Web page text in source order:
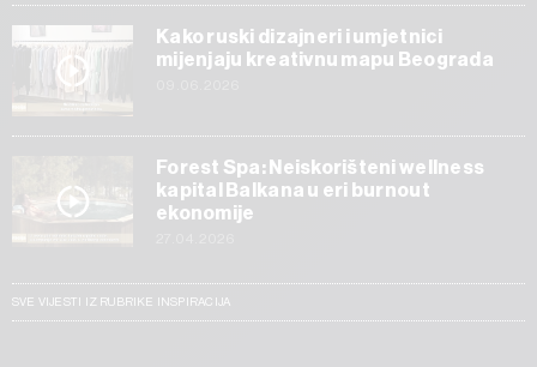
Kako ruski dizajneri i umjetnici
mijenjaju kreativnu mapu Beograda
Forest Spa: Neiskorišteni wellness
kapital Balkana u eri burnout
ekonomije
SVE VIJESTI IZ RUBRIKE INSPIRACIJA